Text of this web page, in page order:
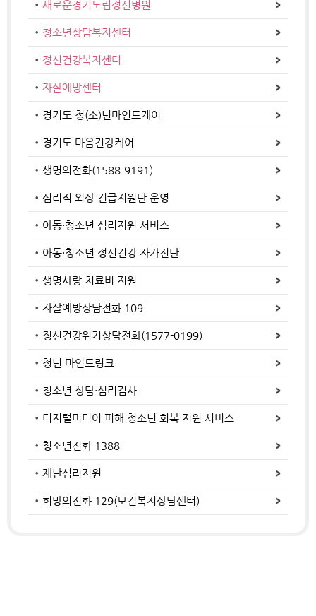
새로운경기도립정신병원
청소년상담복지센터
정신건강복지센터
자살예방센터
경기도 청(소)년마인드케어
경기도 마음건강케어
생명의전화(1588-9191)
심리적 외상 긴급지원단 운영
아동·청소년 심리지원 서비스
아동·청소년 정신건강 자가진단
생명사랑 치료비 지원
자살예방상담전화 109
정신건강위기상담전화(1577-0199)
청년 마인드링크
청소년 상담·심리검사
디지털미디어 피해 청소년 회복 지원 서비스
청소년전화 1388
재난심리지원
희망의전화 129(보건복지상담센터)